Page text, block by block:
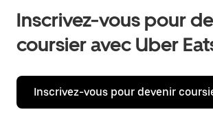
Inscrivez-vous pour
coursier avec Uber
Inscrivez-vous pour devenir